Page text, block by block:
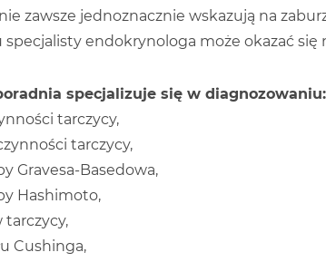
zawsze jednoznacznie wskazują na
specjalisty endokrynologa może okazać się
specjalizuje się w diagnozowaniu:
tarczycy,
tarczycy,
Gravesa-Basedowa,
Hashimoto,
tarczycy,
Cushinga,